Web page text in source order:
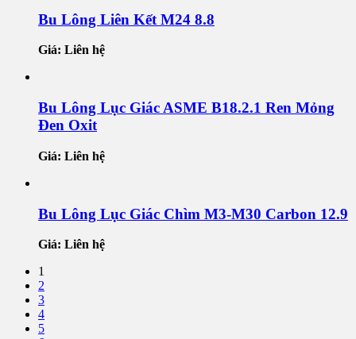
Bu Lông Liên Kết M24 8.8
Giá: Liên hệ
Bu Lông Lục Giác ASME B18.2.1 Ren Mỏng
Đen Oxit
Giá: Liên hệ
Bu Lông Lục Giác Chìm M3-M30 Carbon 12.9
Giá: Liên hệ
1
2
3
4
5